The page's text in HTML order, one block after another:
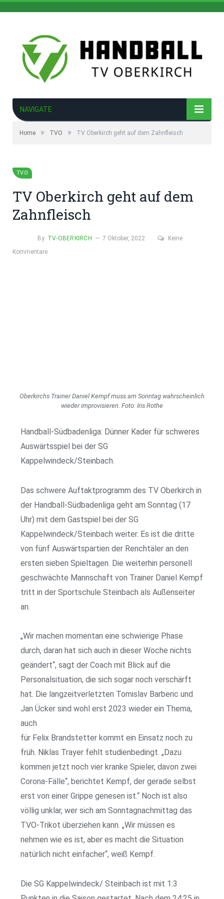
NAVIGATE
Home » TVO » TV Oberkirch geht auf dem Zahnfleisch
TVO
TV Oberkirch geht auf dem
Zahnfleisch
By TV-OBERKIRCH 7 Oktober, 2022
Keine
Kommentare
Oberkirchs Trainer Daniel Kempf muss am Sonntag wahrscheinlich
wieder improvisieren. Foto: Iris Rothe
Handball-Südbadenliga: Dünner Kader für schweres
Auswärtsspiel bei der SG
Kappelwindeck/Steinbach.
Das schwere Auftaktprogramm des TV Oberkirch in
der Handball-Südbadenliga geht am Sonntag (17
Uhr) mit dem Gastspiel bei der SG
Kappelwindeck/Steinbach weiter. Es ist die dritte
von fünf Auswärtspartien der Renchtäler an den
ersten sieben Spieltagen. Die weiterhin personell
geschwächte Mannschaft von Trainer Daniel Kempf
tritt in der Sportschule Steinbach als Außenseiter
an.
„Wir machen momentan eine schwierige Phase
durch, daran hat sich auch in dieser Woche nichts
geändert“, sagt der Coach mit Blick auf die
Personalsituation, die sich sogar noch verschärft
hat. Die langzeitverletzten Tomislav Barberic und
Jan Ücker sind wohl erst 2023 wieder ein Thema,
auch
für Felix Brandstetter kommt ein Einsatz noch zu
früh. Niklas Trayer fehlt studienbedingt. „Dazu
kommen jetzt noch vier kranke Spieler, davon zwei
Corona-Fälle“, berichtet Kempf, der gerade selbst
erst von einer Grippe genesen ist.“ Noch ist also
völlig unklar, wer sich am Sonntagnachmittag das
TVO-Trikot überziehen kann. „Wir müssen es
nehmen wie es ist, aber es macht die Situation
natürlich nicht einfacher“, weiß Kempf.
Die SG Kappelwindeck/ Steinbach ist mit 1:3